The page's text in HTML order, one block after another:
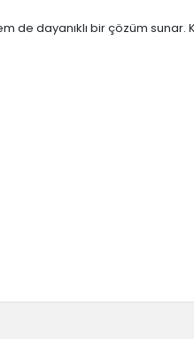
dayanıklı bir çözüm sunar.